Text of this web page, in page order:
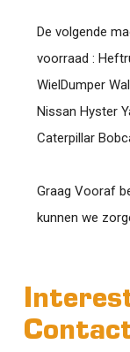
De volgende
voorraad :
WielDumper
Nissan Hyster
Caterpillar
Graag Vooraf
kunnen we